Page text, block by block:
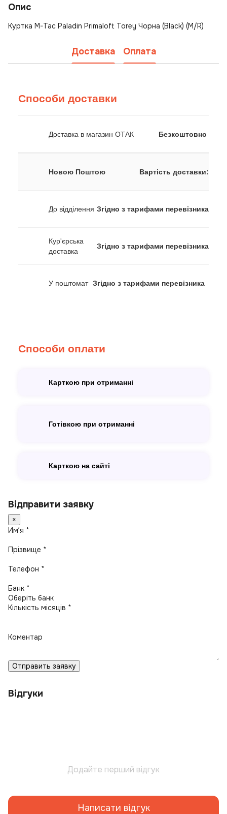
Опис
Куртка M-Tac Paladin Primaloft Torey Чорна (Black) (M/R)
Доставка Оплата
Способи доставки
Доставка в магазин ОТАК Безкоштовно
Новою Поштою Вартість доставки:
До відділення Згідно з тарифами перевізника
Кур'єрська
доставка
Згідно з тарифами перевізника
У поштомат Згідно з тарифами перевізника
Способи оплати
Карткою при отриманні
Готівкою при отриманні
Карткою на сайті
Відправити заявку
×
Имʼя *
Прізвище *
Телефон *
Банк *
Кількість місяців *
Коментар
Отправить заявку
Відгуки
Додайте перший відгук
Написати відгук